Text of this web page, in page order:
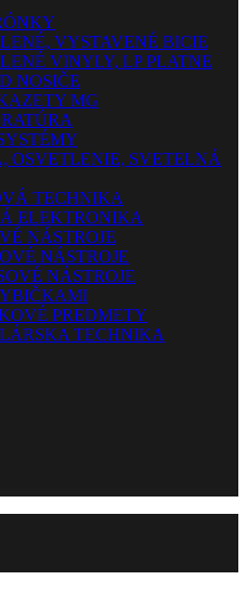
VYSTAVENÉ BICIE
VINYLY, LP PLATNE
NOSIČE
MG
OSVETLENIE, SVETELNÁ
TECHNIKA
ELEKTRONIKA
NÁSTROJE
NÁSTROJE
NÁSTROJE
PREDMETY
TECHNIKA